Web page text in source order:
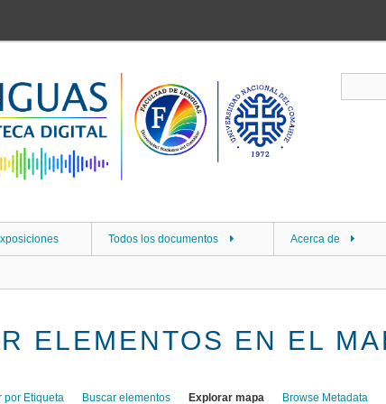
Todos los documentos Acerca de
ELEMENTOS EN EL
por Etiqueta Buscar elementos Explorar mapa Browse Metadata